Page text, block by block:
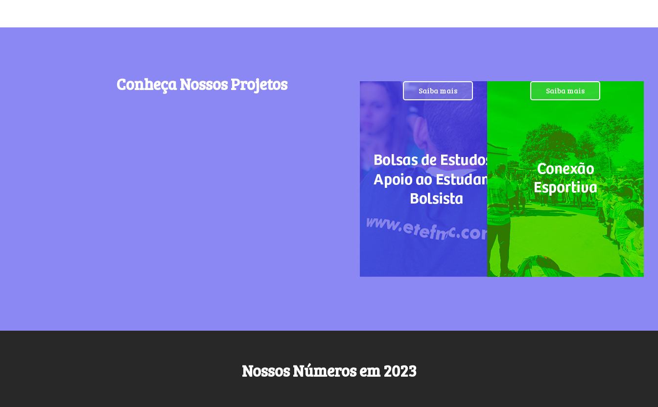
Conheça Nossos Projetos Saiba mais Saiba mais
Nossos Números em 2023